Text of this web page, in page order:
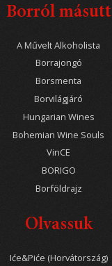
Borról másutt
A Művelt Alkoholista
Borrajongó
Borsmenta
Borvilágjáró
Hungarian Wines
Bohemian Wine Souls
VinCE
BORIGO
Borföldrajz
Olvassuk
Iće&Piće (Horvátország)